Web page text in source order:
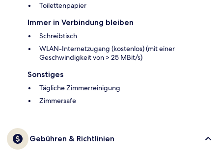
Toilettenpapier
Immer in Verbindung bleiben
Schreibtisch
WLAN-Internetzugang (kostenlos) (mit einer
Geschwindigkeit von > 25 MBit/s)
Sonstiges
Tägliche Zimmerreinigung
Zimmersafe
Gebühren & Richtlinien